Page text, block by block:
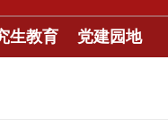
生教育 党建园地